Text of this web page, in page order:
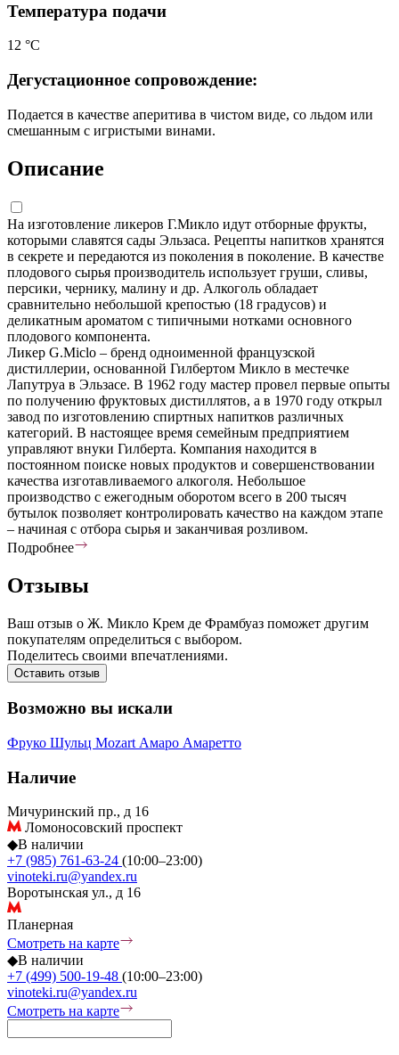
Температура подачи
12 °С
Дегустационное сопровождение:
Подается в качестве аперитива в чистом виде, со льдом или
смешанным с игристыми винами.
Описание
На изготовление ликеров Г.Микло идут отборные фрукты,
которыми славятся сады Эльзаса. Рецепты напитков хранятся
в секрете и передаются из поколения в поколение. В качестве
плодового сырья производитель использует груши, сливы,
персики, чернику, малину и др. Алкоголь обладает
сравнительно небольшой крепостью (18 градусов) и
деликатным ароматом с типичными нотками основного
плодового компонента.
Ликер G.Miclo – бренд одноименной французской
дистиллерии, основанной Гилбертом Микло в местечке
Лапутруа в Эльзасе. В 1962 году мастер провел первые опыты
по получению фруктовых дистиллятов, а в 1970 году открыл
завод по изготовлению спиртных напитков различных
категорий. В настоящее время семейным предприятием
управляют внуки Гилберта. Компания находится в
постоянном поиске новых продуктов и совершенствовании
качества изготавливаемого алкоголя. Небольшое
производство с ежегодным оборотом всего в 200 тысяч
бутылок позволяет контролировать качество на каждом этапе
– начиная с отбора сырья и заканчивая розливом.
Подробнее
Отзывы
Ваш отзыв о Ж. Микло Крем де Фрамбуаз поможет другим
покупателям определиться с выбором.
Поделитесь своими впечатлениями.
Оставить отзыв
Возможно вы искали
Фруко Шульц Mozart Амаро Амаретто
Наличие
Мичуринский пр., д 16
Ломоносовский проспект
◆В наличии
+7 (985) 761-63-24 (10:00–23:00)
vinoteki.ru@yandex.ru
Воротынская ул., д 16
Планерная
Смотреть на карте
◆В наличии
+7 (499) 500-19-48 (10:00–23:00)
vinoteki.ru@yandex.ru
Смотреть на карте